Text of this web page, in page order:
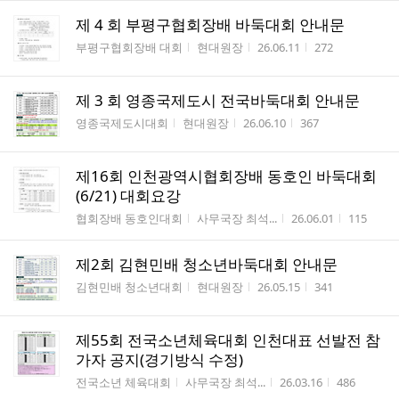
제 4 회 부평구협회장배 바둑대회 안내문
게시판명
부평구협회장배 대회 작성자
현대원장 작성시간
26.06.11 조회수
272
제 3 회 영종국제도시 전국바둑대회 안내문
게시판명
영종국제도시대회 작성자
현대원장 작성시간
26.06.10 조회수
367
제16회 인천광역시협회장배 동호인 바둑대회
(6/21) 대회요강
게시판명
협회장배 동호인대회 작성자
사무국장 최석... 작성시간
26.06.01 조회수
115
제2회 김현민배 청소년바둑대회 안내문
게시판명
김현민배 청소년대회 작성자
현대원장 작성시간
26.05.15 조회수
341
제55회 전국소년체육대회 인천대표 선발전 참
가자 공지(경기방식 수정)
게시판명
전국소년 체육대회 작성자
사무국장 최석... 작성시간
26.03.16 조회수
486